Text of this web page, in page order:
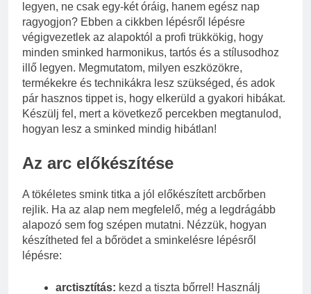
legyen, ne csak egy-két óráig, hanem egész nap
ragyogjon? Ebben a cikkben lépésről lépésre
végigvezetlek az alapoktól a profi trükkökig, hogy
minden sminked harmonikus, tartós és a stílusodhoz
illő legyen. Megmutatom, milyen eszközökre,
termékekre és technikákra lesz szükséged, és adok
pár hasznos tippet is, hogy elkerüld a gyakori hibákat.
Készülj fel, mert a következő percekben megtanulod,
hogyan lesz a sminked mindig hibátlan!
Az arc előkészítése
A tökéletes smink titka a jól előkészített arcbőrben
rejlik. Ha az alap nem megfelelő, még a legdrágább
alapozó sem fog szépen mutatni. Nézzük, hogyan
készítheted fel a bőrödet a sminkelésre lépésről
lépésre:
arctisztítás: kezd a tiszta bőrrel! Használj